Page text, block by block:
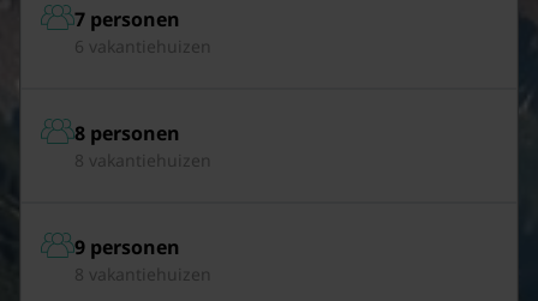
7 personen
6 vakantiehuizen
8 personen
8 vakantiehuizen
9 personen
8 vakantiehuizen